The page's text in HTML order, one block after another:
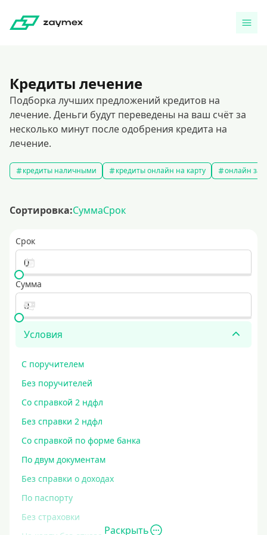
Кредиты лечение
Подборка лучших предложений кредитов на
лечение. Деньги будут переведены на ваш счёт за
несколько минут после одобрения кредита на
лечение.
кредиты наличными кредиты онлайн на карту онлайн
Сортировка:СуммаСрок
Срок
Сумма
Условия
С поручителем
Без поручителей
Со справкой 2 ндфл
Без справки 2 ндфл
Со справкой по форме банка
По двум документам
Без справки о доходах
По паспорту
Без страховки
Раскрыть